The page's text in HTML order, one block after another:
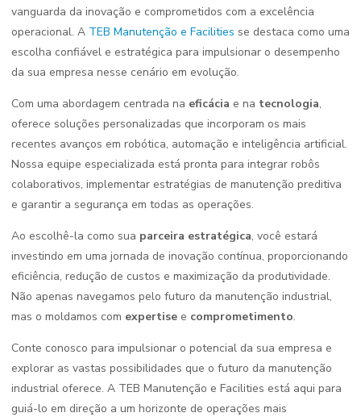
vanguarda da inovação e comprometidos com a excelência
operacional. A TEB Manutenção e Facilities se destaca como uma
escolha confiável e estratégica para impulsionar o desempenho
da sua empresa nesse cenário em evolução.
Com uma abordagem centrada na eficácia e na tecnologia,
oferece soluções personalizadas que incorporam os mais
recentes avanços em robótica, automação e inteligência artificial.
Nossa equipe especializada está pronta para integrar robôs
colaborativos, implementar estratégias de manutenção preditiva
e garantir a segurança em todas as operações.
Ao escolhê-la como sua parceira estratégica, você estará
investindo em uma jornada de inovação contínua, proporcionando
eficiência, redução de custos e maximização da produtividade.
Não apenas navegamos pelo futuro da manutenção industrial,
mas o moldamos com expertise e comprometimento.
Conte conosco para impulsionar o potencial da sua empresa e
explorar as vastas possibilidades que o futuro da manutenção
industrial oferece. A TEB Manutenção e Facilities está aqui para
guiá-lo em direção a um horizonte de operações mais